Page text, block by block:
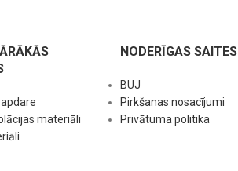
materiāli
NODERĪGAS SAITES
BUJ
Pirkšanas nosacījumi
Privātuma politika